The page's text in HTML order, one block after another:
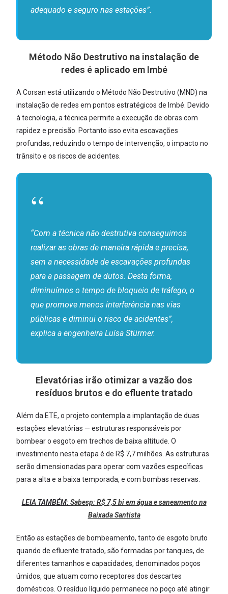
adequado e seguro nas estações”.
Método Não Destrutivo na instalação de
redes é aplicado em Imbé
A Corsan está utilizando o Método Não Destrutivo (MND) na
instalação de redes em pontos estratégicos de Imbé. Devido
à tecnologia, a técnica permite a execução de obras com
rapidez e precisão. Portanto isso evita escavações
profundas, reduzindo o tempo de intervenção, o impacto no
trânsito e os riscos de acidentes.
“Com a técnica não destrutiva conseguimos
realizar as obras de maneira rápida e precisa,
sem a necessidade de escavações profundas
para a passagem de dutos. Desta forma,
diminuímos o tempo de bloqueio de tráfego, o
que promove menos interferência nas vias
públicas e diminui o risco de acidentes”,
explica a engenheira Luísa Stürmer.
Elevatórias irão otimizar a vazão dos
resíduos brutos e do efluente tratado
Além da ETE, o projeto contempla a implantação de duas
estações elevatórias — estruturas responsáveis por
bombear o esgoto em trechos de baixa altitude. O
investimento nesta etapa é de R$ 7,7 milhões. As estruturas
serão dimensionadas para operar com vazões específicas
para a alta e a baixa temporada, e com bombas reservas.
LEIA TAMBÉM:Sabesp: R$ 7,5 bi em água e saneamento na
Baixada Santista
Então as estações de bombeamento, tanto de esgoto bruto
quando de efluente tratado, são formadas por tanques, de
diferentes tamanhos e capacidades, denominados poços
úmidos, que atuam como receptores dos descartes
domésticos. O resíduo líquido permanece no poço até atingir